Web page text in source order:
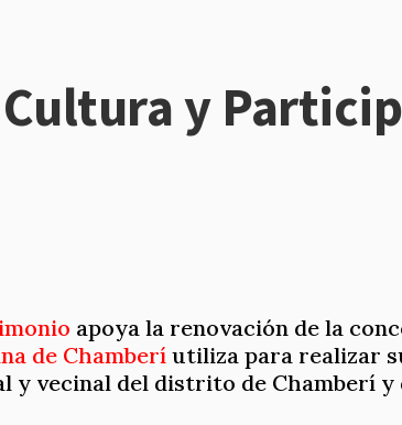
Cultura y
apoya la renovación de la
de Chamberí utiliza para realizar
vecinal del distrito de Chamberí y